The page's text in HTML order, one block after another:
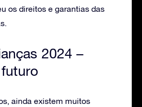
os direitos e garantias das
2024 –
ainda existem muitos